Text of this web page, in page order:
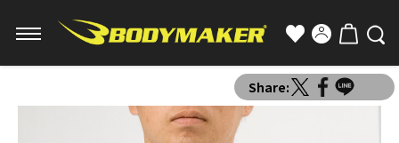
Share: